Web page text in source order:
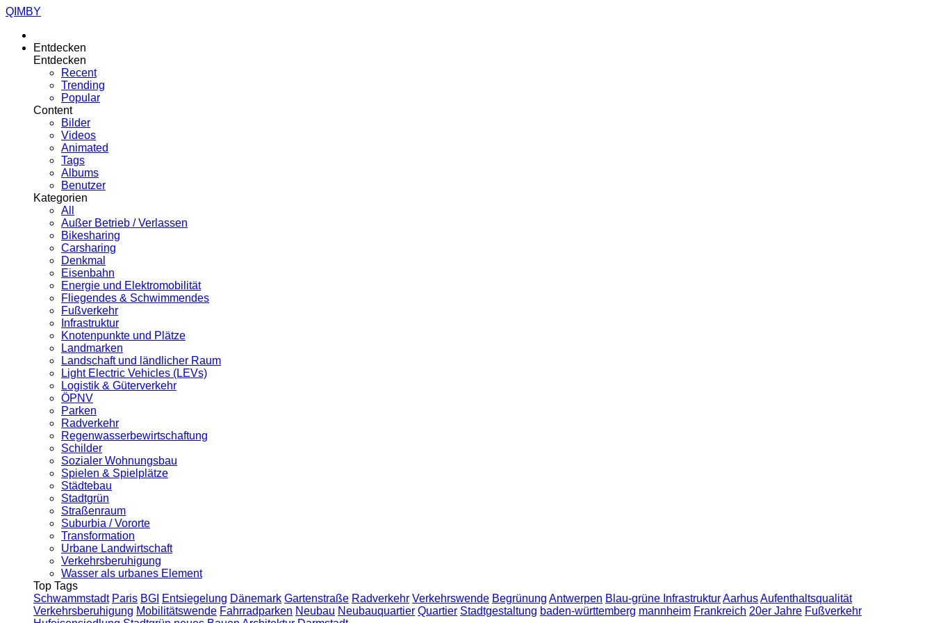
QIMBY
Entdecken
Entdecken
Recent
Trending
Popular
Content
Bilder
Videos
Animated
Tags
Albums
Benutzer
Kategorien
All
Außer Betrieb / Verlassen
Bikesharing
Carsharing
Denkmal
Eisenbahn
Energie und Elektromobilität
Fliegendes & Schwimmendes
Fußverkehr
Infrastruktur
Knotenpunkte und Plätze
Landmarken
Landschaft und ländlicher Raum
Light Electric Vehicles (LEVs)
Logistik & Güterverkehr
ÖPNV
Parken
Radverkehr
Regenwasserbewirtschaftung
Schilder
Sozialer Wohnungsbau
Spielen & Spielplätze
Städtebau
Stadtgrün
Straßenraum
Suburbia / Vororte
Transformation
Urbane Landwirtschaft
Verkehrsberuhigung
Wasser als urbanes Element
Top Tags
Schwammstadt Paris BGI Entsiegelung Dänemark Gartenstraße Radverkehr Verkehrswende Begrünung Antwerpen Blau-grüne InfrastrukturAarhusAufenthaltsqualität
Verkehrsberuhigung Mobilitätswende Fahrradparken Neubau Neubauquartier Quartier Stadtgestaltung baden-württemberg mannheim Frankreich 20er Jahre Fußverkehr